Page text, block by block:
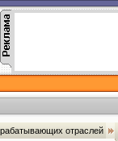
отраслей